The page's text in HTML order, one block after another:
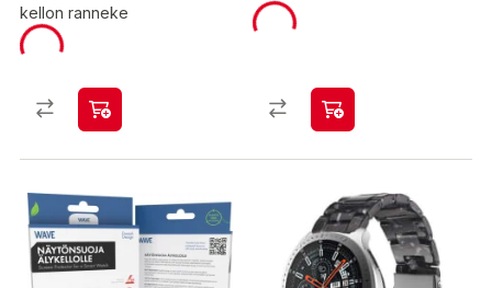
kellon ranneke